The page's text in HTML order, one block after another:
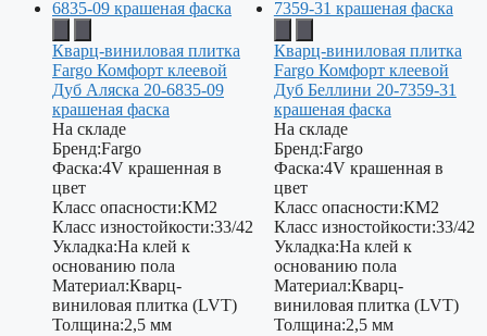
Кварц-виниловая плитка
Fargo Комфорт клеевой
Дуб Аляска 20-6835-09
крашеная фаска
На складе
Бренд:Fargo
Фаска:4V крашенная в
цвет
Класс опасности:КМ2
Класс изностойкости:33/42
Укладка:На клей к
основанию пола
Материал:Кварц-
виниловая плитка (LVT)
Толщина:2,5 мм
Кварц-виниловая плитка
Fargo Комфорт клеевой
Дуб Беллини 20-7359-31
крашеная фаска
На складе
Бренд:Fargo
Фаска:4V крашенная в
цвет
Класс опасности:КМ2
Класс изностойкости:33/42
Укладка:На клей к
основанию пола
Материал:Кварц-
виниловая плитка (LVT)
Толщина:2,5 мм